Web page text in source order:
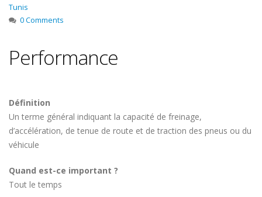
Tunis
0 Comments
Performance
Définition
Un terme général indiquant la capacité de freinage,
d’accélération, de tenue de route et de traction des pneus ou du
véhicule
Quand est-ce important ?
Tout le temps